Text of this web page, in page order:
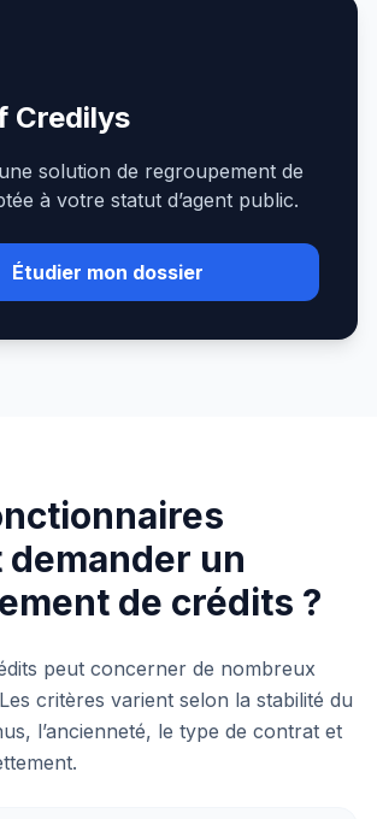
Credilys
solution de regroupement de
à votre statut d’agent public.
Étudier mon dossier
un
de crédits ?
peut concerner de nombreux
critères varient selon la stabilité du
l’ancienneté, le type de contrat et